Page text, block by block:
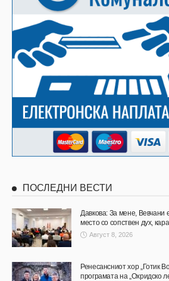
ПОСЛЕДНИ ВЕСТИ
Давкова: За мене, Вевчани
место со сопствен дух,
Август 8, 2026
Ренесансниот хор „Готик
програмата на „Охридско